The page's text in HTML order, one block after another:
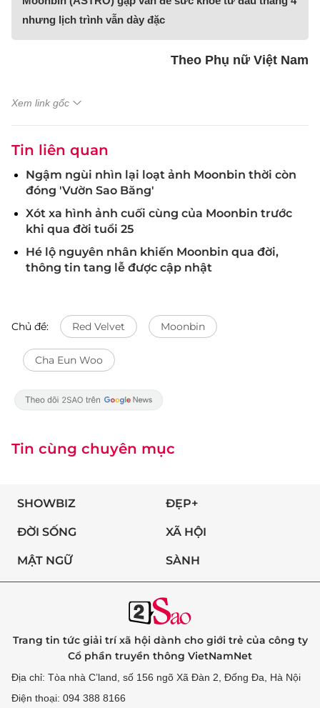
nhưng lịch trình vẫn dày đặc
Theo Phụ nữ Việt Nam
Xem link gốc
Tin liên quan
Ngậm ngùi nhìn lại loạt ảnh Moonbin thời còn
đóng 'Vườn Sao Băng'
Xót xa hình ảnh cuối cùng của Moonbin trước
khi qua đời tuổi 25
Hé lộ nguyên nhân khiến Moonbin qua đời,
thông tin tang lễ được cập nhật
Chủ đề: Red Velvet Moonbin
Cha Eun Woo
Tin cùng chuyên mục
SHOWBIZ ĐẸP+
ĐỜI SỐNG XÃ HỘI
MẬT NGỮ SÀNH
Trang tin tức giải trí xã hội dành cho giới trẻ của công ty
Cổ phần truyền thông VietNamNet
Địa chỉ: Tòa nhà C’land, số 156 ngõ Xã Đàn 2, Đống Đa, Hà Nội
Điện thoại: 094 388 8166